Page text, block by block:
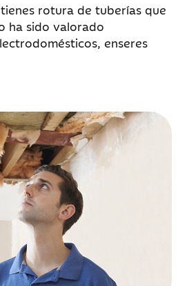
rotura de tuberías que
ha sido valorado
enseres